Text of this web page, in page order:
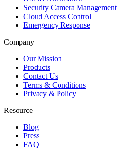
Security Camera Management
Cloud Access Control
Emergency Response
Company
Our Mission
Products
Contact Us
Terms & Conditions
Privacy & Policy
Resource
Blog
Press
FAQ